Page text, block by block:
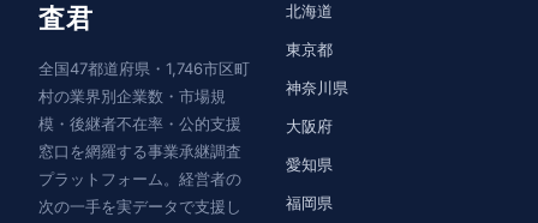
査君
全国47都道府県・1,746市区町
村の業界別企業数・市場規
模・後継者不在率・公的支援
窓口を網羅する事業承継調査
プラットフォーム。経営者の
次の一手を実データで支援し
北海道
東京都
神奈川県
大阪府
愛知県
福岡県